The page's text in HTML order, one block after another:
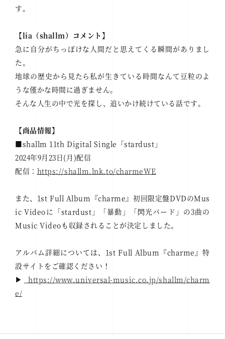
す。
【lia（shallm）コメント】
急に自分がちっぽけな人間だと思えてくる瞬間がありまし
た。
地球の歴史から見たら私が生きている時間なんて豆粒のよ
うな僅かな時間に過ぎません。
そんな人生の中で光を探し、追いかけ続けている話です。
【商品情報】
■shallm 11th Digital Single「stardust」
2024年9月23日(月)配信
配信： https://shallm.lnk.to/charmeWE
また、1st Full Album『charme』初回限定盤DVDのMus
ic Videoに「stardust」「暴動」「閃光バード」の3曲の
Music Videoも収録されることが決定しました。
アルバム詳細については、1st Full Album『charme』特
設サイトをご確認ください！
▶︎
https://www.universal-music.co.jp/shallm/charm
e/